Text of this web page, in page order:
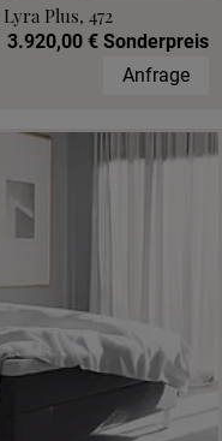
Plus, 472
3.920,00 € Sonderpreis
Anfrage